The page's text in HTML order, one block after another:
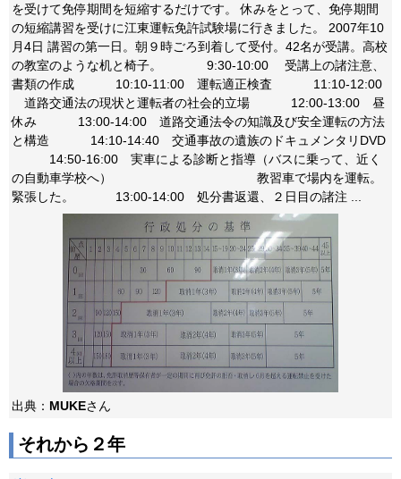
を受けて免停期間を短縮するだけです。 休みをとって、免停期間
の短縮講習を受けに江東運転免許試験場に行きました。 2007年10
月4日 講習の第一日。朝９時ごろ到着して受付。42名が受講。高校
の教室のような机と椅子。 9:30-10:00 受講上の諸注意、
書類の作成 10:10-11:00 運転適正検査 11:10-12:00
道路交通法の現状と運転者の社会的立場 12:00-13:00 昼
休み 13:00-14:00 道路交通法令の知識及び安全運転の方法
と構造 14:10-14:40 交通事故の遺族のドキュメンタリDVD
14:50-16:00 実車による診断と指導（バスに乗って、近く
の自動車学校へ） 教習車で場内を運転。
緊張した。 13:00-14:00 処分書返還、２日目の諸注 ...
出典： MUKEさん
それから２年